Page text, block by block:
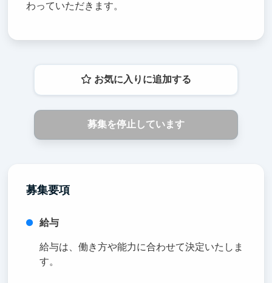
わっていただきます。
お気に入りに追加する
募集を停止しています
募集要項
給与
給与は、働き方や能力に合わせて決定いたしま
す。